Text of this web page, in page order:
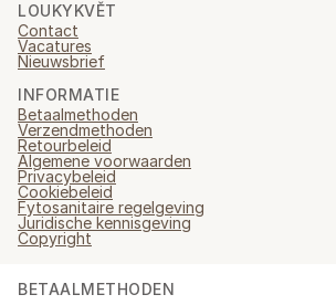
LOUKYKVĚT
Contact
Vacatures
Nieuwsbrief
INFORMATIE
Betaalmethoden
Verzendmethoden
Retourbeleid
Algemene voorwaarden
Privacybeleid
Cookiebeleid
Fytosanitaire regelgeving
Juridische kennisgeving
Copyright
BETAALMETHODEN